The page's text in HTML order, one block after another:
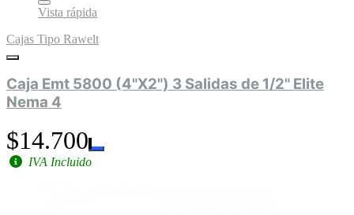
Vista rápida
Cajas Tipo Rawelt
Caja Emt 5800 (4"X2") 3 Salidas de 1/2" Elite
Nema 4
$14.700
IVA Incluido